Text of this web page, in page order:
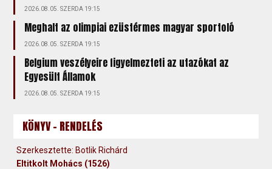
2026.08.05. SZERDA 19:15
Meghalt az olimpiai ezüstérmes magyar sportoló
2026.08.05. SZERDA 19:15
Belgium veszélyeire figyelmezteti az utazókat az
Egyesült Államok
2026.08.05. SZERDA 19:15
KÖNYV - RENDELÉS
Szerkesztette: Botlik Richárd
Eltitkolt Mohács (1526)